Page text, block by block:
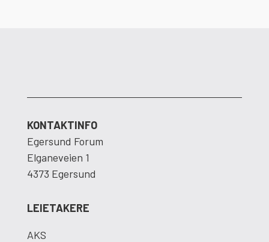
KONTAKTINFO
Egersund Forum
Elganeveien 1
4373 Egersund
LEIETAKERE
AKS